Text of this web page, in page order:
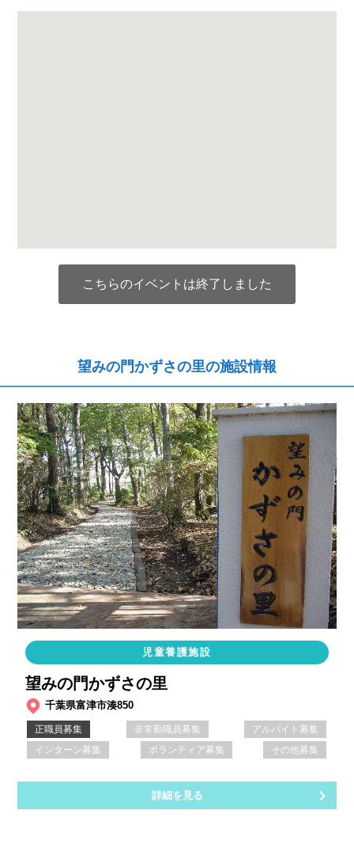
こちらのイベントは終了しました
望みの門かずさの里の施設情報
児童養護施設
望みの門かずさの里
千葉県富津市湊850
正職員募集 非常勤職員募集
アルバイト募集
インターン募集
ボランティア募集 その他募集
詳細を見る